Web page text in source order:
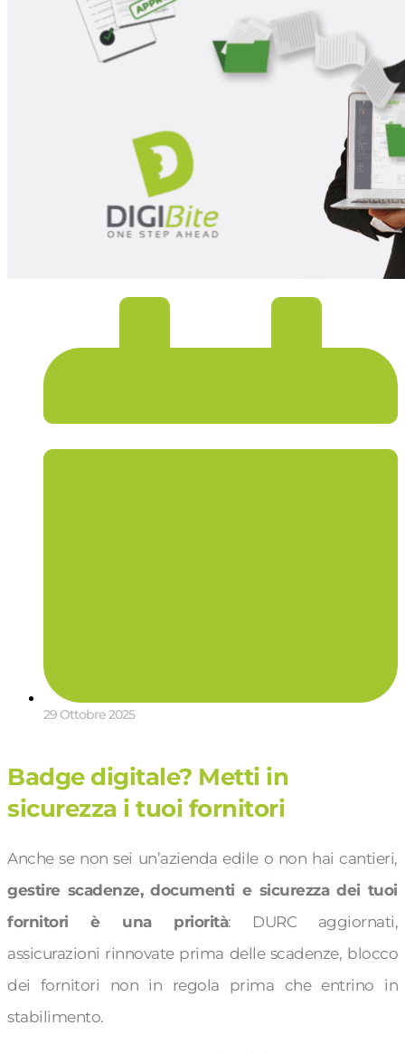
29 Ottobre 2025
Badge digitale? Metti in
sicurezza i tuoi fornitori
Anche se non sei un’azienda edile o non hai cantieri,
gestire scadenze, documenti e sicurezza dei tuoi
fornitori è una priorità: DURC aggiornati,
assicurazioni rinnovate prima delle scadenze, blocco
dei fornitori non in regola prima che entrino in
stabilimento.